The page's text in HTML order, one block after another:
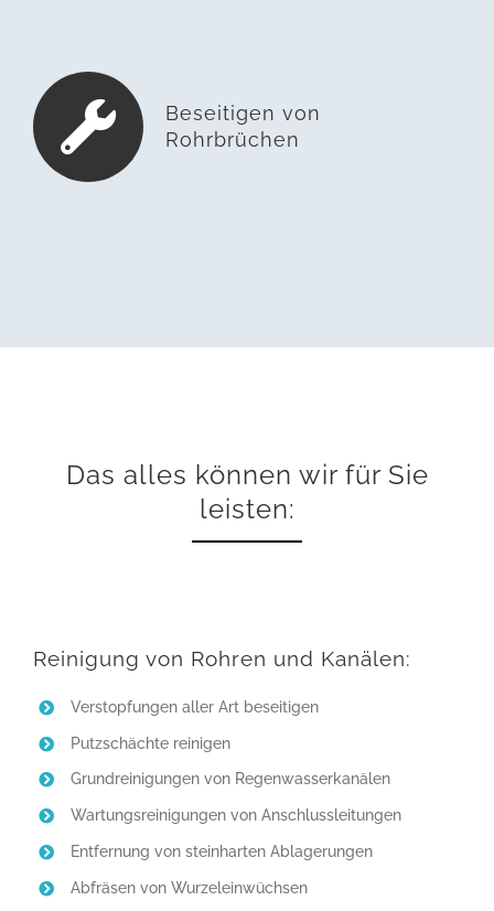
Beseitigen von
Rohrbrüchen
Das alles können wir für Sie
leisten:
Reinigung von Rohren und Kanälen:
Verstopfungen aller Art beseitigen
Putzschächte reinigen
Grundreinigungen von Regenwasserkanälen
Wartungsreinigungen von Anschlussleitungen
Entfernung von steinharten Ablagerungen
Abfräsen von Wurzeleinwüchsen